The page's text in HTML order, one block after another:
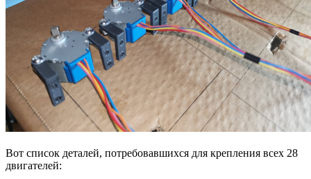
Вот список деталей, потребовавшихся для крепления всех 28
двигателей: